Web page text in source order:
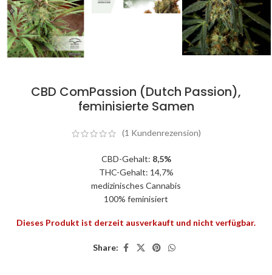
CBD ComPassion (Dutch Passion),
feminisierte Samen
(1 Kundenrezension)
CBD-Gehalt: 8,5%
THC-Gehalt: 14,7%
medizinisches Cannabis
100% feminisiert
Dieses Produkt ist derzeit ausverkauft und nicht verfügbar.
Share: